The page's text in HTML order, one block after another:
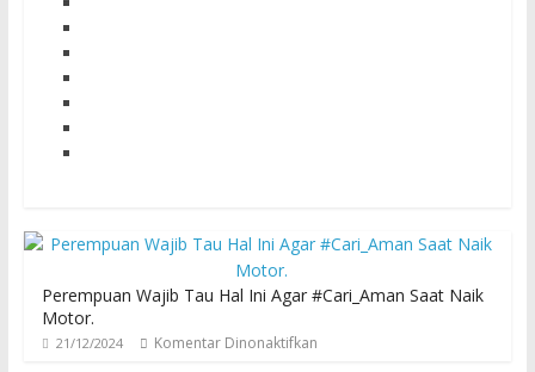
Perempuan Wajib Tau Hal Ini Agar #Cari_Aman Saat Naik
Motor.
21/12/2024 Komentar Dinonaktifkan